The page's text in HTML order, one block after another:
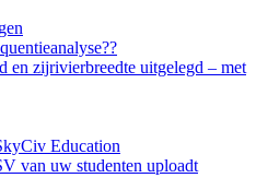
en zijrivierbreedte uitgelegd – met
Education
van uw studenten uploadt